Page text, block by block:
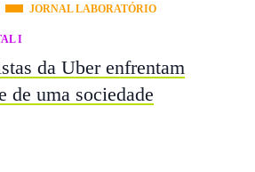
JORNAL LABORATÓRIO
I
da Uber enfrentam
de uma sociedade